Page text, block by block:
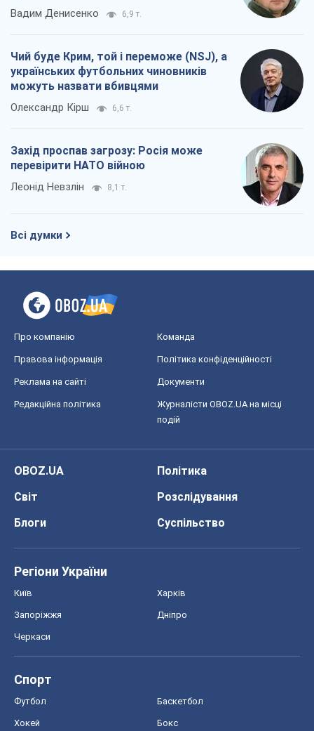
Вадим Денисенко 6,9 т.
Чий буде Крим, той і переможе (NSJ), а
українських футбольних чиновників
можуть назвати вбивцями
Олександр Кірш 6,6 т.
Захід проспав загрозу: Росія може
перевірити НАТО війною
Леонід Невзлін 8,1 т.
Всі думки
Про компанію Команда
Правова інформація Політика конфіденційності
Реклама на сайті Документи
Редакційна політика
Журналісти OBOZ.UA на місці
подій
OBOZ.UA
Політика
Світ
Розслідування
Блоги
Суспільство
Регіони України
Київ Харків
Запоріжжя Дніпро
Черкаси
Спорт
Футбол Баскетбол
Хокей Бокс